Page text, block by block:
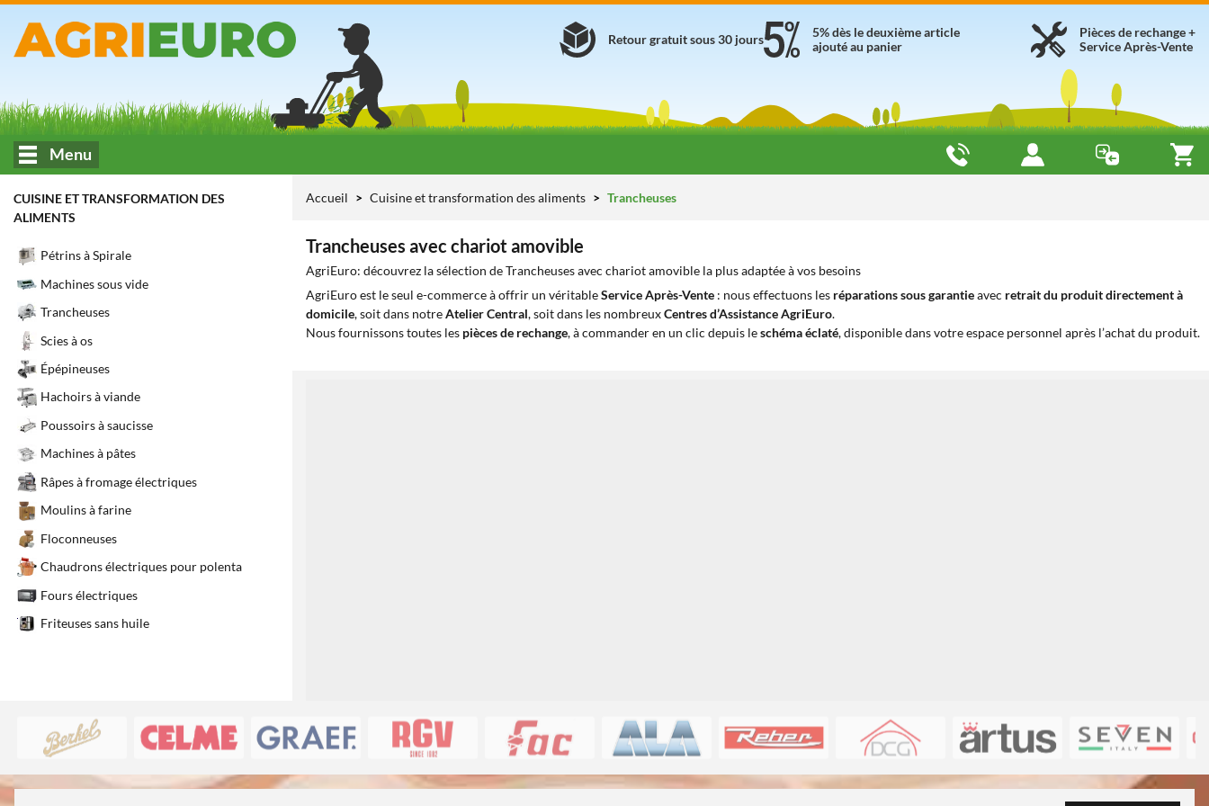
Pièces de rechange +
Service Après-Vente
5% dès le deuxième article
ajouté au panier
Retour gratuit sous 30 jours
Menu
CUISINE ET TRANSFORMATION DES
ALIMENTS
Pétrins à Spirale
Machines sous vide
Trancheuses
Scies à os
Épépineuses
Hachoirs à viande
Poussoirs à saucisse
Machines à pâtes
Râpes à fromage électriques
Moulins à farine
Floconneuses
Chaudrons électriques pour polenta
Fours électriques
Friteuses sans huile
Accueil Cuisine et transformation des aliments Trancheuses
Trancheuses avec chariot amovible
AgriEuro: découvrez la sélection de Trancheuses avec chariot amovible la plus adaptée à vos besoins
AgriEuro est le seul e-commerce à offrir un véritableService Après-Vente : nous effectuons les réparations sous garantieavec retrait du produit directement à
domicile, soit dans notreAtelier Central, soit dans les nombreuxCentres d’Assistance AgriEuro.
Nous fournissons toutes les pièces de rechange, à commander en un clic depuis leschéma éclaté, disponible dans votre espace personnel après l’achat du produit.